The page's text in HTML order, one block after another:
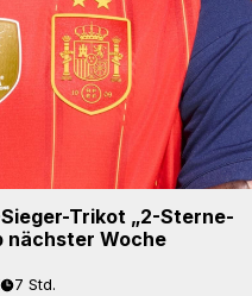
Trikot „2-Sterne-
nächster Woche
7 Std.